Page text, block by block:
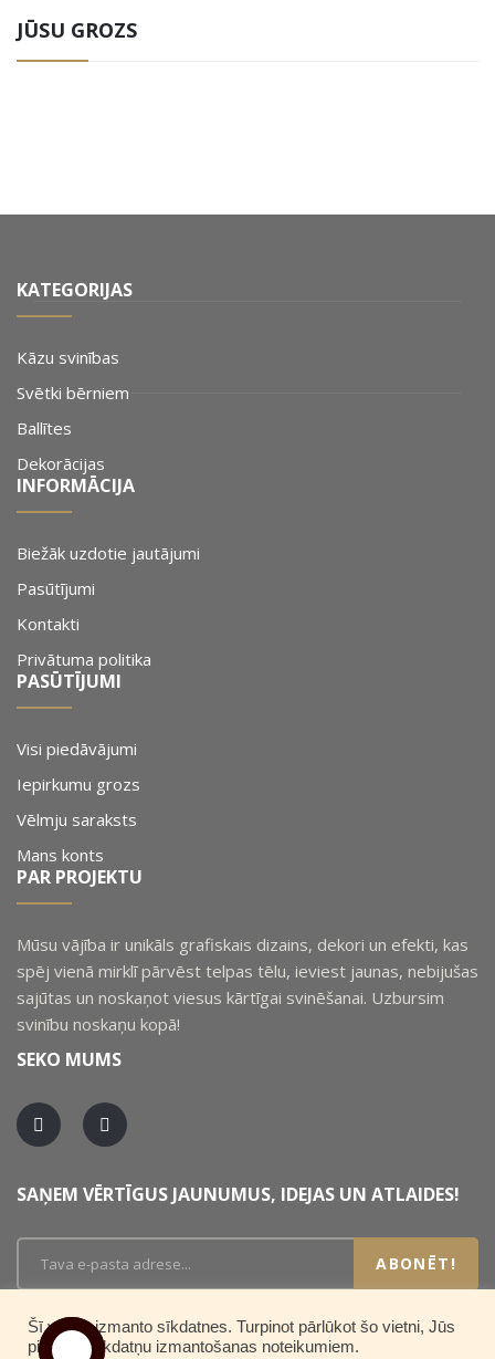
JŪSU GROZS
KATEGORIJAS
Kāzu svinības
Svētki bērniem
Ballītes
Dekorācijas
INFORMĀCIJA
Biežāk uzdotie jautājumi
Pasūtījumi
Kontakti
Privātuma politika
PASŪTĪJUMI
Visi piedāvājumi
Iepirkumu grozs
Vēlmju saraksts
Mans konts
PAR PROJEKTU
Mūsu vājība ir unikāls grafiskais dizains, dekori un efekti, kas
spēj vienā mirklī pārvēst telpas tēlu, ieviest jaunas, nebijušas
sajūtas un noskaņot viesus kārtīgai svinēšanai. Uzbursim
svinību noskaņu kopā!
SEKO MUMS
SAŅEM VĒRTĪGUS JAUNUMUS, IDEJAS UN ATLAIDES!
ABONĒT!
Šī vietne izmanto sīkdatnes. Turpinot pārlūkot šo vietni, Jūs
piekrītat sīkdatņu izmantošanas noteikumiem.